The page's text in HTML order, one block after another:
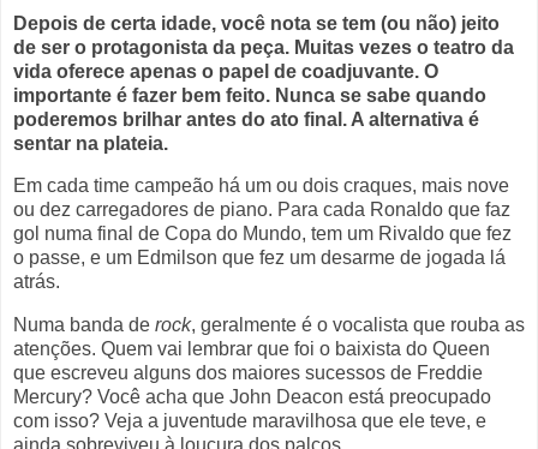
Depois de certa idade, você nota se tem (ou não) jeito
de ser o protagonista da peça. Muitas vezes o teatro da
vida oferece apenas o papel de coadjuvante. O
importante é fazer bem feito. Nunca se sabe quando
poderemos brilhar antes do ato final. A alternativa é
sentar na plateia.
Em cada time campeão há um ou dois craques, mais nove
ou dez carregadores de piano. Para cada Ronaldo que faz
gol numa final de Copa do Mundo, tem um Rivaldo que fez
o passe, e um Edmilson que fez um desarme de jogada lá
atrás.
Numa banda de rock, geralmente é o vocalista que rouba as
atenções. Quem vai lembrar que foi o baixista do Queen
que escreveu alguns dos maiores sucessos de Freddie
Mercury? Você acha que John Deacon está preocupado
com isso? Veja a juventude maravilhosa que ele teve, e